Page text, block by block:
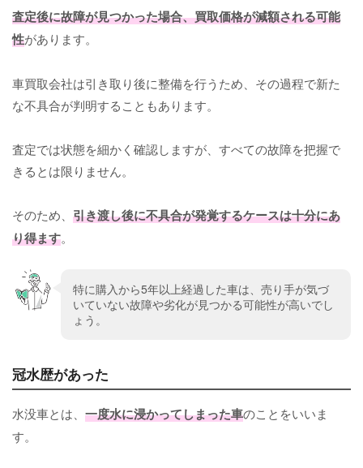
査定後に故障が見つかった場合、買取価格が減額される可能
性があります。
車買取会社は引き取り後に整備を行うため、その過程で新た
な不具合が判明することもあります。
査定では状態を細かく確認しますが、すべての故障を把握で
きるとは限りません。
そのため、 引き渡し後に不具合が発覚するケースは十分にあ
り得ます。
特に購入から5年以上経過した車は、売り手が気づ
いていない故障や劣化が見つかる可能性が高いでし
ょう。
冠水歴があった
水没車とは、 一度水に浸かってしまった車のことをいいま
す。